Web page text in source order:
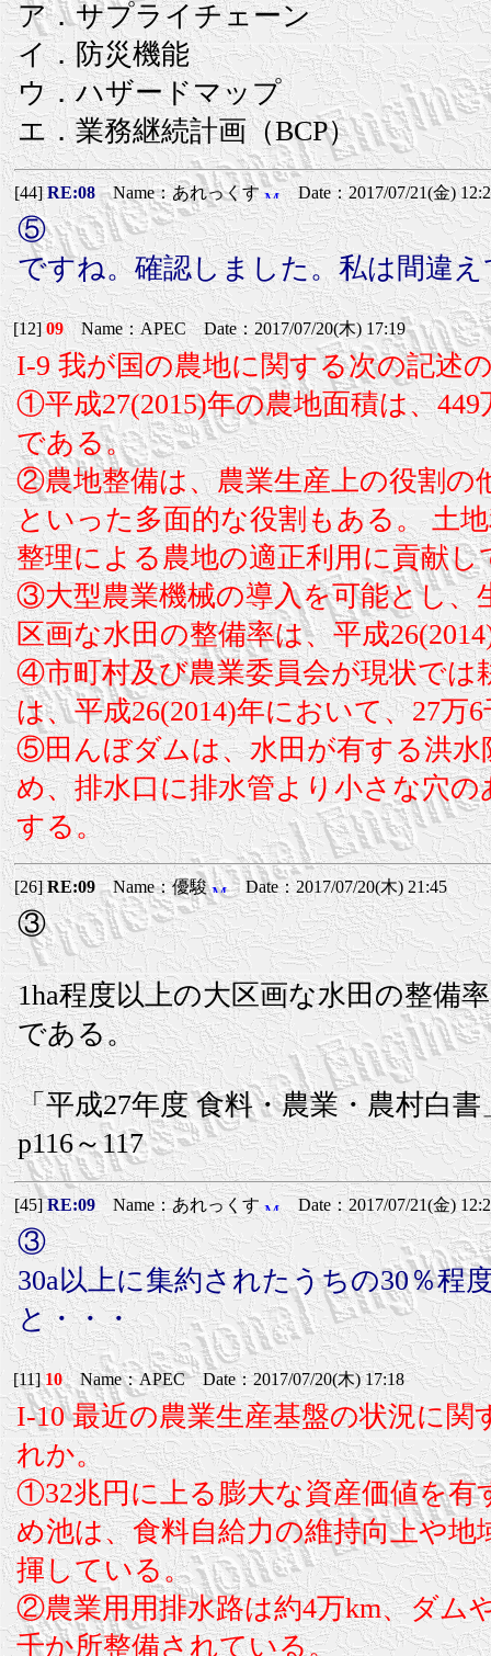
ア．サプライチェーン
イ．防災機能
ウ．ハザードマップ
エ．業務継続計画（BCP）
[44]RE:08 Name：あれっくす Date：2017/07/21(金)
⑤
ですね。確認しました。私は間違
[12]09Name：APEC Date：2017/07/20(木) 17:19
I-9 我が国の農地に関する次の記述
①平成27(2015)年の農地面積は、
である。
②農地整備は、農業生産上の役割の
といった多面的な役割もある。 土
整理による農地の適正利用に貢献し
③大型農業機械の導入を可能とし、
区画な水田の整備率は、平成
④市町村及び農業委員会が現状では
は、平成26(2014)年において、27万
⑤田んぼダムは、水田が有する洪水
め、排水口に排水管より小さな穴
する。
[26]RE:09 Name：優駿 Date：2017/07/20(木) 21:45
③
1ha程度以上の大区画な水田の整備
である。
「平成27年度 食料・農業・農村白書
p116～117
[45]RE:09Name：あれっくす Date：2017/07/21(金)
③
30a以上に集約されたうちの30％程
と・・・
[11]10Name：APEC Date：2017/07/20(木) 17:18
I-10 最近の農業生産基盤の状況に
れか。
①32兆円に上る膨大な資産価値を有
め池は、食料自給力の維持向上や
揮している。
②農業用用排水路は約4万km、ダム
千か所整備されている。